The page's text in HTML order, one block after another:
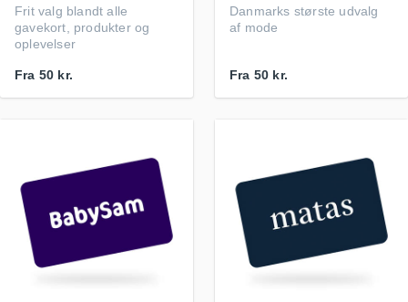
Frit valg blandt alle
gavekort, produkter og
oplevelser
Fra 50 kr.
Danmarks største udvalg
af mode
Fra 50 kr.